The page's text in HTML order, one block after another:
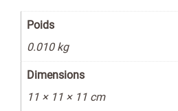
Poids
0.010 kg
Dimensions
11 × 11 × 11 cm